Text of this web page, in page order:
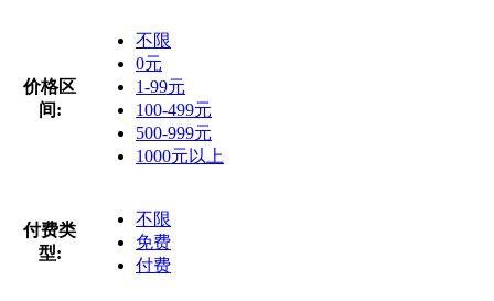
价格区
间:
不限
0元
1-99元
100-499元
500-999元
1000元以上
付费类
型:
不限
免费
付费